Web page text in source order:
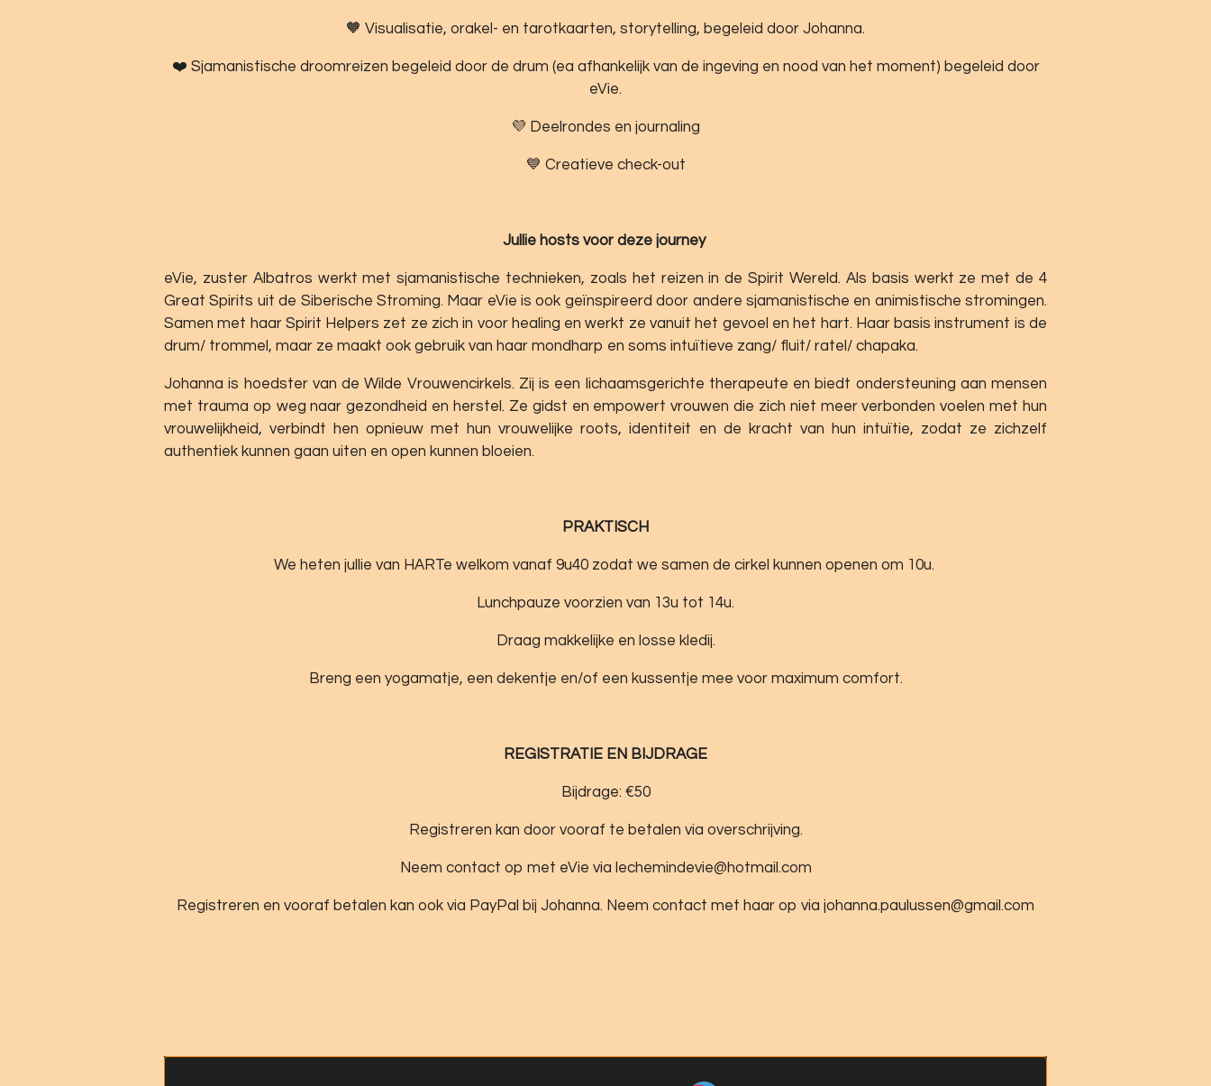
🧡 Visualisatie, orakel- en tarotkaarten, storytelling, begeleid door Johanna.
❤️ Sjamanistische droomreizen begeleid door de drum (ea afhankelijk van de ingeving en nood van het moment) begeleid door
eVie.
💜 Deelrondes en journaling
💙 Creatieve check-out
Jullie hosts voor deze journey
eVie, zuster Albatros werkt met sjamanistische technieken, zoals het reizen in de Spirit Wereld. Als basis werkt ze met de 4
Great Spirits uit de Siberische Stroming. Maar eVie is ook geïnspireerd door andere sjamanistische en animistische stromingen.
Samen met haar Spirit Helpers zet ze zich in voor healing en werkt ze vanuit het gevoel en het hart. Haar basis instrument is de
drum/ trommel, maar ze maakt ook gebruik van haar mondharp en soms intuïtieve zang/ fluit/ ratel/ chapaka.
Johanna is hoedster van de Wilde Vrouwencirkels. Zij is een lichaamsgerichte therapeute en biedt ondersteuning aan mensen
met trauma op weg naar gezondheid en herstel. Ze gidst en empowert vrouwen die zich niet meer verbonden voelen met hun
vrouwelijkheid, verbindt hen opnieuw met hun vrouwelijke roots, identiteit en de kracht van hun intuïtie, zodat ze zichzelf
authentiek kunnen gaan uiten en open kunnen bloeien.
PRAKTISCH
We heten jullie van HARTe welkom vanaf 9u40 zodat we samen de cirkel kunnen openen om 10u.
Lunchpauze voorzien van 13u tot 14u.
Draag makkelijke en losse kledij.
Breng een yogamatje, een dekentje en/of een kussentje mee voor maximum comfort.
REGISTRATIE EN BIJDRAGE
Bijdrage: €50
Registreren kan door vooraf te betalen via overschrijving.
Neem contact op met eVie via lechemindevie@hotmail.com
Registreren en vooraf betalen kan ook via PayPal bij Johanna. Neem contact met haar op via johanna.paulussen@gmail.com